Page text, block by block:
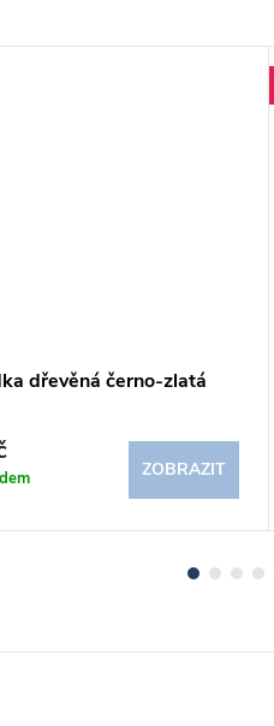
dřevěná černo-zlatá
ZOBRAZIT